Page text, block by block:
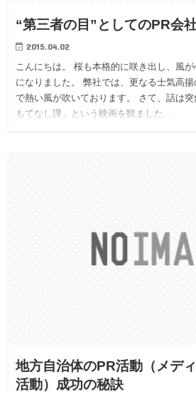
“第三者の目”としてのPR会
2015.04.02
こんにちは。 桜も本格的に咲き出し、風
になりました。 弊社では、更なる士気高
で熱い風が吹いております。 さて、話は
もてなし課」という映画を観ました…
地方自治体のPR活動（メデ
活動）成功の秘訣